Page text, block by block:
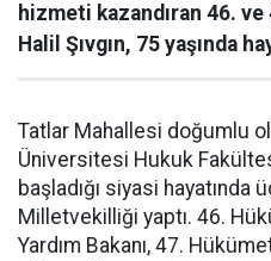
hizmeti kazandıran 46. ve
Halil Şıvgın, 75 yaşında
Tatlar Mahallesi doğumlu
Üniversitesi Hukuk
başladığı siyasi hayatında
Milletvekilliği yaptı. 46.
Yardım Bakanı, 47.